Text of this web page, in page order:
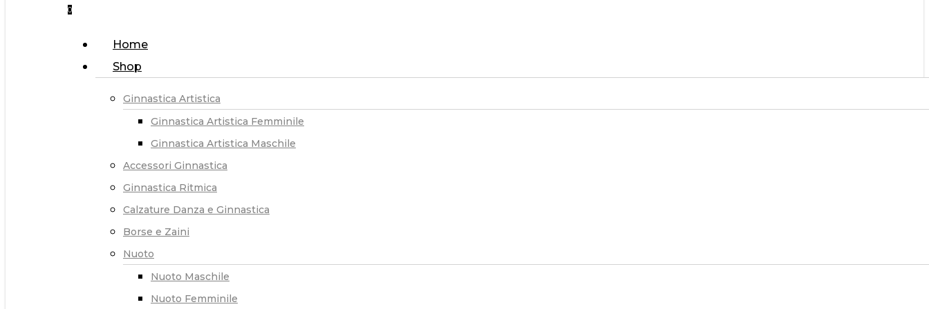
0
Home
Shop
Ginnastica Artistica
Ginnastica Artistica Femminile
Ginnastica Artistica Maschile
Accessori Ginnastica
Ginnastica Ritmica
Calzature Danza e Ginnastica
Borse e Zaini
Nuoto
Nuoto Maschile
Nuoto Femminile